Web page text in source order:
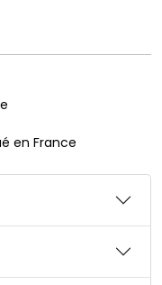
en France